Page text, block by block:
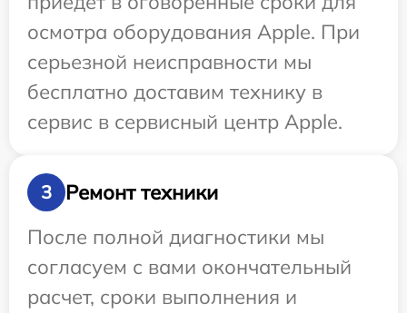
осмотра оборудования Apple. При
серьезной неисправности мы
бесплатно доставим технику в
сервис в сервисный центр Apple.
3
Ремонт техники
После полной диагностики мы
согласуем с вами окончательный
расчет, сроки выполнения и